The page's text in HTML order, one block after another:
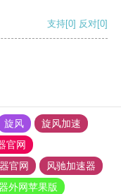
支持[0] 反对[0]
旋风
旋风加速
官网
官网
风驰加速器
外网苹果版